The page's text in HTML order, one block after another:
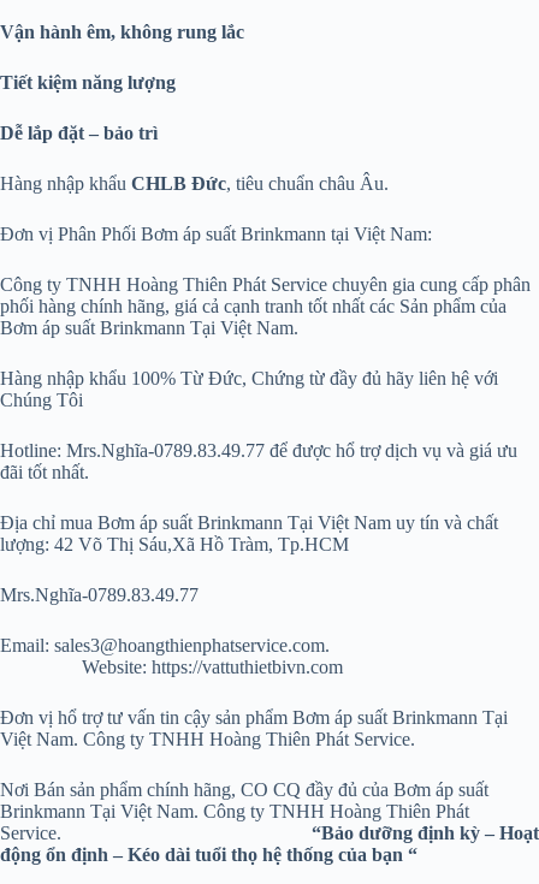
Vận hành êm, không rung lắc
Tiết kiệm năng lượng
Dễ lắp đặt – bảo trì
Hàng nhập khẩu CHLB Đức, tiêu chuẩn châu Âu.
Đơn vị Phân Phối Bơm áp suất Brinkmann tại Việt Nam:
Công ty TNHH Hoàng Thiên Phát Service chuyên gia cung cấp phân
phối hàng chính hãng, giá cả cạnh tranh tốt nhất các Sản phẩm của
Bơm áp suất Brinkmann Tại Việt Nam.
Hàng nhập khẩu 100% Từ Đức, Chứng từ đầy đủ hãy liên hệ với
Chúng Tôi
Hotline: Mrs.Nghĩa-0789.83.49.77 để được hổ trợ dịch vụ và giá ưu
đãi tốt nhất.
Địa chỉ mua Bơm áp suất Brinkmann Tại Việt Nam uy tín và chất
lượng: 42 Võ Thị Sáu,Xã Hồ Tràm, Tp.HCM
Mrs.Nghĩa-0789.83.49.77
Email: sales3@hoangthienphatservice.com.
Website: https://vattuthietbivn.com
Đơn vị hổ trợ tư vấn tin cậy sản phẩm Bơm áp suất Brinkmann Tại
Việt Nam. Công ty TNHH Hoàng Thiên Phát Service.
Nơi Bán sản phẩm chính hãng, CO CQ đầy đủ của Bơm áp suất
Brinkmann Tại Việt Nam. Công ty TNHH Hoàng Thiên Phát
Service.
“Bảo dưỡng định kỳ – Hoạt
động ổn định – Kéo dài tuổi thọ hệ thống của bạn “